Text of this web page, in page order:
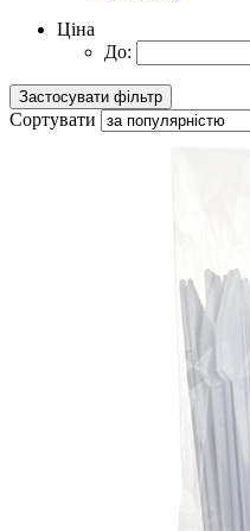
Ціна
До:
Сортувати